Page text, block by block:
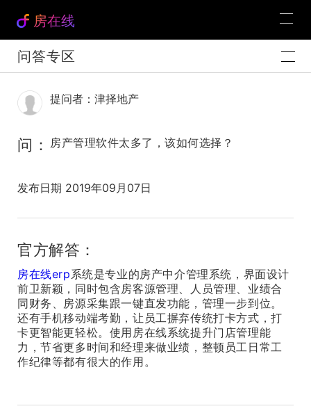
房在线
问答专区
提问者：津择地产
问： 房产管理软件太多了，该如何选择？
发布日期 2019年09月07日
官方解答：
房在线erp系统是专业的房产中介管理系统，界面设计
前卫新颖，同时包含房客源管理、人员管理、业绩合
同财务、房源采集跟一键直发功能，管理一步到位。
还有手机移动端考勤，让员工摒弃传统打卡方式，打
卡更智能更轻松。使用房在线系统提升门店管理能
力，节省更多时间和经理来做业绩，整顿员工日常工
作纪律等都有很大的作用。